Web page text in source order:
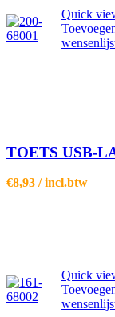
Quick
TOETS USB-
€8,93 / incl.btw
Quick